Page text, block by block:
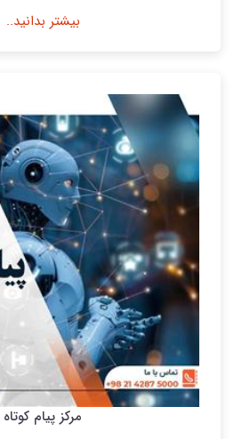
بیشتر بدانید..
مرکز پیام کوتاه